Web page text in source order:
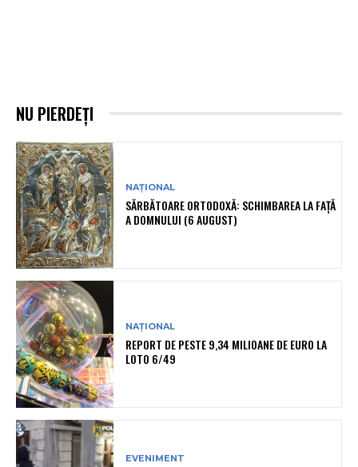
NU PIERDEȚI
NAȚIONAL
SĂRBĂTOARE ORTODOXĂ: SCHIMBAREA LA FAȚĂ
A DOMNULUI (6 AUGUST)
NAȚIONAL
REPORT DE PESTE 9,34 MILIOANE DE EURO LA
LOTO 6/49
EVENIMENT